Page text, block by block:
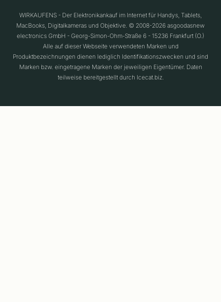
WIRKAUFENS - Der Elektronikankauf im Internet für Handys, Tablets,
MacBooks, Digitalkameras und Objektive. © 2008-2026 asgoodasnew
electronics GmbH - Georg-Simon-Ohm-Straße 6 - 15236 Frankfurt (O.)
Alle auf dieser Webseite verwendeten Marken und
Produktbezeichnungen dienen lediglich Identifikationszwecken und sind
Marken bzw. eingetragene Marken der jeweiligen Eigentümer. Daten
teilweise bereitgestellt durch Icecat.biz.